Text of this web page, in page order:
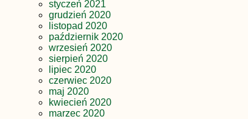
styczeń 2021
grudzień 2020
listopad 2020
październik 2020
wrzesień 2020
sierpień 2020
lipiec 2020
czerwiec 2020
maj 2020
kwiecień 2020
marzec 2020